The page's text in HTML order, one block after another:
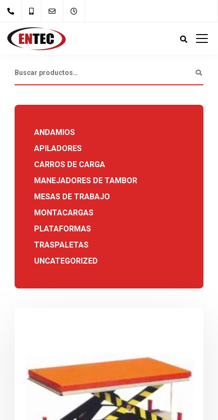
ANDAMIOS
APILADORES
CARROS DE CARGA
MANEJADORES DE TAMBOR
MESAS DE TRABAJO
MONTACARGAS
PLATAFORMAS
TRASPALETAS
UNCATEGORIZED